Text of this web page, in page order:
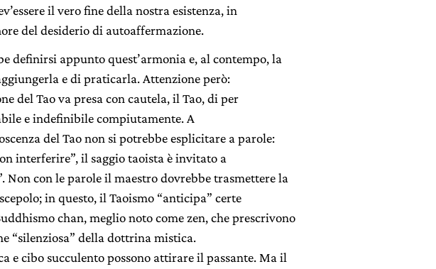
il vero fine della nostra esistenza, in
del desiderio di autoaffermazione.
definirsi appunto quest’armonia e, al contempo, la
e di praticarla. Attenzione però:
del Tao va presa con cautela, il Tao, di per
e indefinibile compiutamente. A
del Tao non si potrebbe esplicitare a parole:
interferire”, il saggio taoista è invitato a
Non con le parole il maestro dovrebbe trasmettere la
in questo, il Taoismo “anticipa” certe
chan, meglio noto come zen, che prescrivono
“silenziosa” della dottrina mistica.
e cibo succulento possono attirare il passante. Ma il